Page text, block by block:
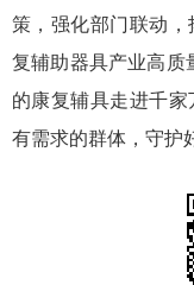
策，强化部门联动
复辅助器具产业高质
的康复辅具走进千
有需求的群体，守护